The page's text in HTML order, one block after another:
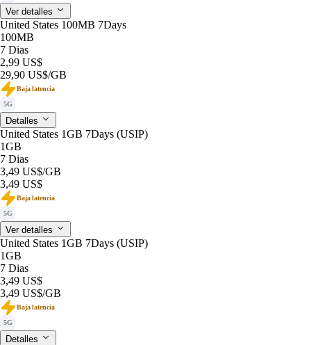
Ver detalles
United States 100MB 7Days
100MB
7 Dias
2,99 US$
29,90 US$/GB
Baja latencia
5G
Detalles
United States 1GB 7Days (USIP)
1GB
7 Dias
3,49 US$/GB
3,49 US$
Baja latencia
5G
Ver detalles
United States 1GB 7Days (USIP)
1GB
7 Dias
3,49 US$
3,49 US$/GB
Baja latencia
5G
Detalles